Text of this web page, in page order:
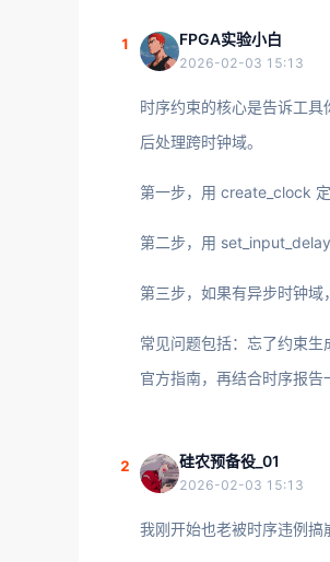
1 FPGA实验小白
2026-02-03 15:13
时序约束的核心是告诉工
后处理跨时钟域。
第一步，用 create_clock
第二步，用
第三步，如果有异步时钟
常见问题包括：忘了约束
官方指南，再结合时序报告
2 硅农预备役_01
2026-02-03 15:13
我刚开始也老被时序违例搞